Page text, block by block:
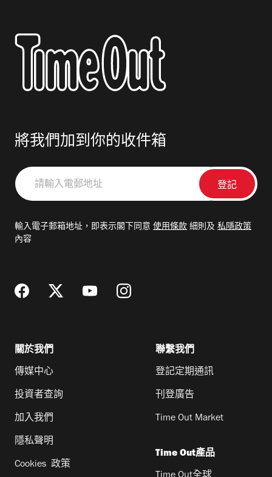
將我們加到你的收件箱
請
輸
郵
輸入電子郵箱地址，即表示閣下同意 使用條款 細則及 私隱政策
內容
關於我們
傳媒中心
投資者查詢
加入我們
隱私聲明
Cookies 政策
聯繫我們
登記定期通訊
刊登廣告
Time Out Market
Time Out產品